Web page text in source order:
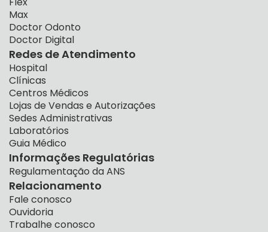
Max
Doctor Odonto
Doctor Digital
Redes de Atendimento
Hospital
Clínicas
Centros Médicos
Lojas de Vendas e Autorizações
Sedes Administrativas
Laboratórios
Guia Médico
Informações Regulatórias
Regulamentação da ANS
Relacionamento
Fale conosco
Ouvidoria
Trabalhe conosco